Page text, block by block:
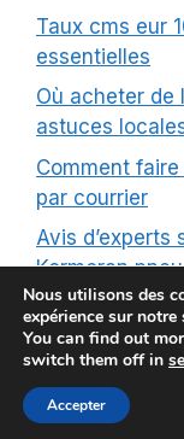
Taux cms eur
essentielles
Où acheter de
astuces
Comment
par courrier
Avis d’experts
Kormoran pneu
Nous utilisons des
expérience sur notre
You can find out
switch them off in
Accepter